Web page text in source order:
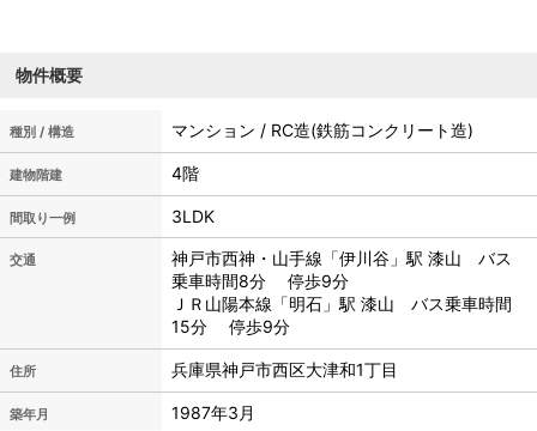
物件概要
種別 / 構造 マンション / RC造(鉄筋コンクリート造)
建物階建 4階
間取り一例 3LDK
交通
神戸市西神・山手線「伊川谷」駅 漆山 バス
乗車時間8分 停歩9分
ＪＲ山陽本線「明石」駅 漆山 バス乗車時間
15分 停歩9分
住所 兵庫県神戸市西区大津和1丁目
築年月 1987年3月